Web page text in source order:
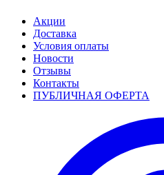
Акции
Доставка
Условия оплаты
Новости
Отзывы
Контакты
ПУБЛИЧНАЯ ОФЕРТА